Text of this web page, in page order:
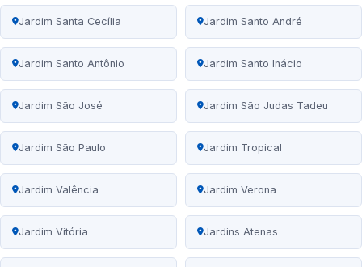
Jardim Santa Cecília Jardim Santo André
Jardim Santo Antônio Jardim Santo Inácio
Jardim São José Jardim São Judas Tadeu
Jardim São Paulo Jardim Tropical
Jardim Valência Jardim Verona
Jardim Vitória Jardins Atenas